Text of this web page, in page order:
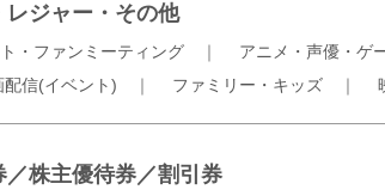
レジャー・その他
・ファンミーティング ｜ アニメ・声優・ゲ
信(イベント) ｜ ファミリー・キッズ ｜
／株主優待券／割引券